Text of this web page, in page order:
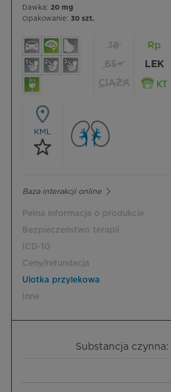
Dawka: 20 mg
Opakowanie: 30 szt.
18
65+
CIĄŻA
Rp
LEK
KML
Baza interakcji online
Pełna informacja o produkcie
Bezpieczeństwo terapii
ICD-10
Ceny/refundacja
Ulotka przylekowa
Inne
Substancja czynna: